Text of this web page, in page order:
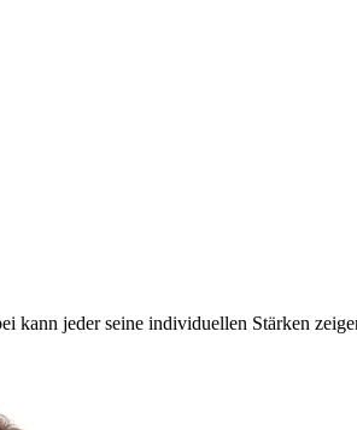
kann jeder seine individuellen Stärken